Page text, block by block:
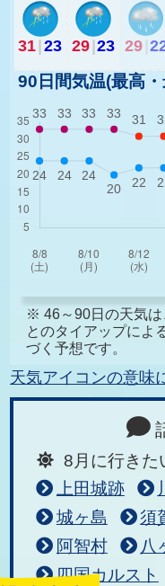
31|23 29|23 29
90日間気温(最高
※ 46～90日の天気は
とのタイアップによ
づく予想です。
天気アイコンの意味
8月に行きた
上田城跡
城ヶ島
須
阿智村
八
四国カルスト